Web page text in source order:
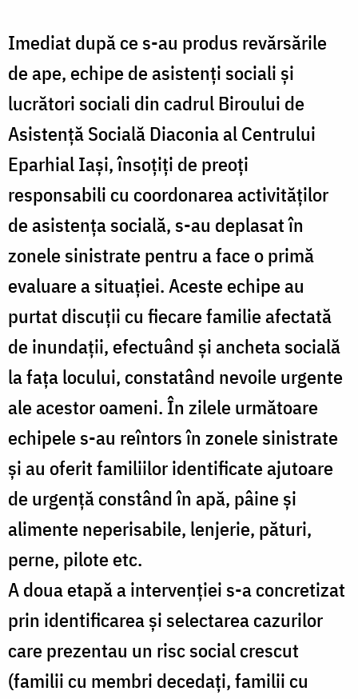
Imediat după ce s-au produs revărsările
de ape, echipe de asistenți sociali și
lucrători sociali din cadrul Biroului de
Asistență Socială Diaconia al Centrului
Eparhial Iași, însoțiți de preoți
responsabili cu coordonarea activităților
de asistența socială, s-au deplasat în
zonele sinistrate pentru a face o primă
evaluare a situației. Aceste echipe au
purtat discuții cu fiecare familie afectată
de inundații, efectuând și ancheta socială
la fața locului, constatând nevoile urgente
ale acestor oameni. În zilele următoare
echipele s-au reîntors în zonele sinistrate
și au oferit familiilor identificate ajutoare
de urgență constând în apă, pâine și
alimente neperisabile, lenjerie, pături,
perne, pilote etc.
A doua etapă a intervenției s-a concretizat
prin identificarea și selectarea cazurilor
care prezentau un risc social crescut
(familii cu membri decedați, familii cu